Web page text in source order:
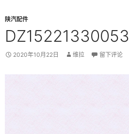
陕汽配件
DZ15221330053
2020年10月22日 维拉 留下评论